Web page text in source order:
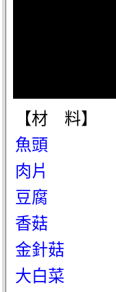
【材 料】
魚頭
肉片
豆腐
香菇
金針菇
大白菜